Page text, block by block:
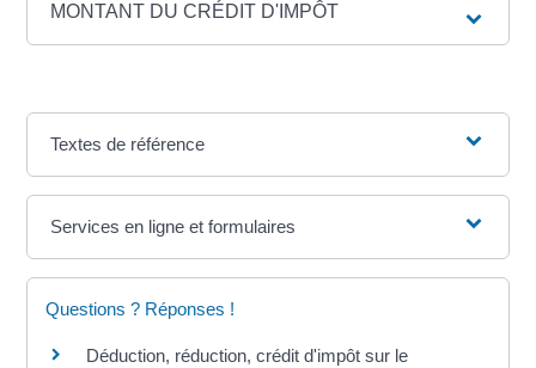
MONTANT DU CRÉDIT D'IMPÔT
Textes de référence
Services en ligne et formulaires
Questions ? Réponses !
Déduction, réduction, crédit d'impôt sur le